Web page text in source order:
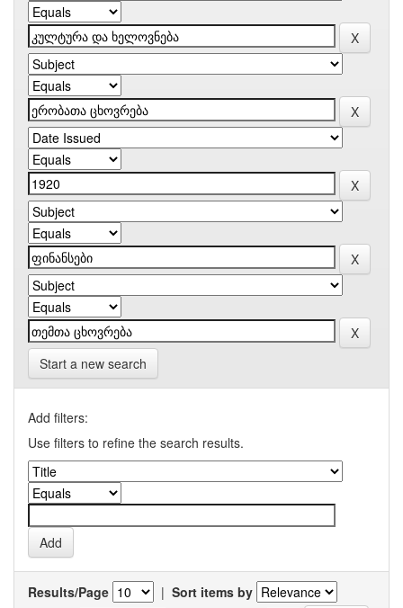
Start a new search
Add filters:
Use filters to refine the search results.
Results/Page | Sort items by